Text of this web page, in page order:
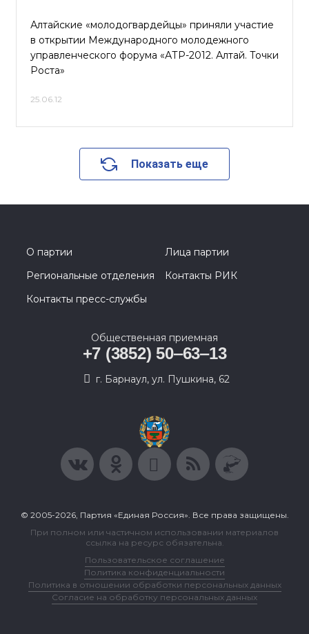
Алтайские «молодогвардейцы» приняли участие
в открытии Международного молодежного
управленческого форума «АТР-2012. Алтай. Точки
Роста»
25.06.12
Показать еще
О партии
Лица партии
Региональные отделения
Контакты РИК
Контакты пресс-службы
Общественная приемная
+7 (3852) 50‒63‒13
г. Барнаул, ул. Пушкина, 62
© 2005-2026, Партия «Единая Россия». Все права защищены.
При полном или частичном использовании материалов
ссылка на ресурс обязательна.
Пользовательское соглашение
Политика конфиденциальности
Политика в отношении обработки персональных данных
Согласие на обработку персональных данных